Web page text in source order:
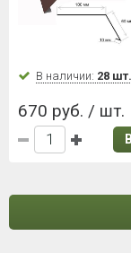
В наличии: 28 шт.
670 руб. / шт.